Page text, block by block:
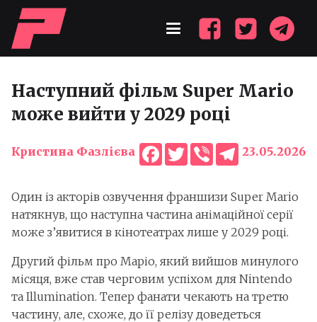
Наступний фільм Super Mario
може вийти у 2029 році
Кристина Фазлієва Facebook
Twitter
ViberTelegram
23.05.2026
Один із акторів озвучення франшизи Super Mario
натякнув, що наступна частина анімаційної серії
може з’явитися в кінотеатрах лише у 2029 році.
Другий фільм про Маріо, який вийшов минулого
місяця, вже став черговим успіхом для Nintendo
та Illumination. Тепер фанати чекають на третю
частину, але, схоже, до її релізу доведеться